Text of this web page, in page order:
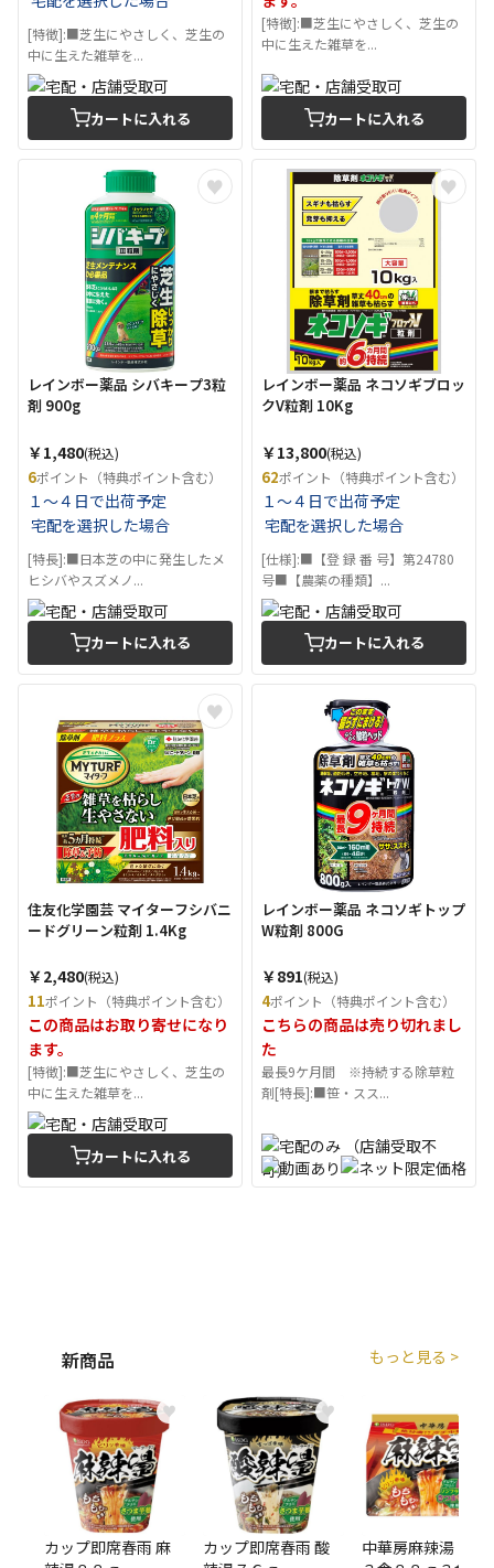
[特徴]:■芝生にやさしく、芝生の
中に生えた雑草を...
カートに入れる
[特徴]:■芝生にやさしく、芝生の
中に生えた雑草を...
カートに入れる
レインボー薬品 シバキープ3粒
剤 900g
￥1,480(税込)
6ポイント（特典ポイント含む）
１～４日で出荷予定
宅配を選択した場合
[特長]:■日本芝の中に発生したメ
ヒシバやスズメノ...
カートに入れる
レインボー薬品 ネコソギブロッ
クV粒剤 10Kg
￥13,800(税込)
62ポイント（特典ポイント含む）
１～４日で出荷予定
宅配を選択した場合
[仕様]:■【登 録 番 号】第24780
号■【農薬の種類】...
カートに入れる
住友化学園芸 マイターフシバニ
ードグリーン粒剤 1.4Kg
￥2,480(税込)
11ポイント（特典ポイント含む）
この商品はお取り寄せになり
ます。
[特徴]:■芝生にやさしく、芝生の
中に生えた雑草を...
カートに入れる
レインボー薬品 ネコソギトップ
W粒剤 800G
￥891(税込)
4ポイント（特典ポイント含む）
こちらの商品は売り切れまし
た
最長9ケ月間 ※持続する除草粒
剤[特長]:■笹・スス...
新商品 もっと見る >
♥
カップ即席春雨 麻
♥
カップ即席春雨 酸
中華房麻辣湯 袋麺